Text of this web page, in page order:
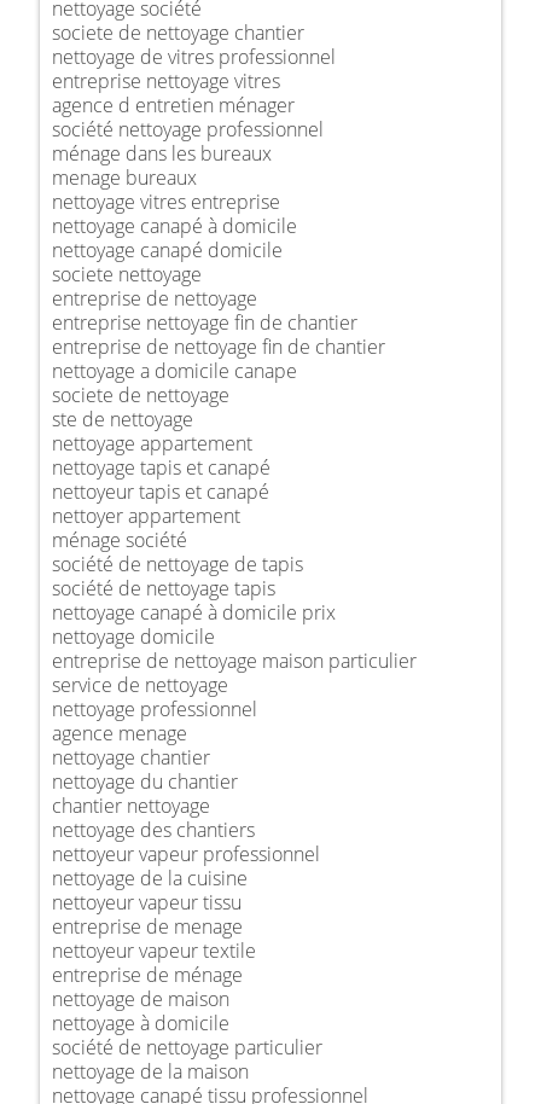
nettoyage société
societe de nettoyage chantier
nettoyage de vitres professionnel
entreprise nettoyage vitres
agence d entretien ménager
société nettoyage professionnel
ménage dans les bureaux
menage bureaux
nettoyage vitres entreprise
nettoyage canapé à domicile
nettoyage canapé domicile
societe nettoyage
entreprise de nettoyage
entreprise nettoyage fin de chantier
entreprise de nettoyage fin de chantier
nettoyage a domicile canape
societe de nettoyage
ste de nettoyage
nettoyage appartement
nettoyage tapis et canapé
nettoyeur tapis et canapé
nettoyer appartement
ménage société
société de nettoyage de tapis
société de nettoyage tapis
nettoyage canapé à domicile prix
nettoyage domicile
entreprise de nettoyage maison particulier
service de nettoyage
nettoyage professionnel
agence menage
nettoyage chantier
nettoyage du chantier
chantier nettoyage
nettoyage des chantiers
nettoyeur vapeur professionnel
nettoyage de la cuisine
nettoyeur vapeur tissu
entreprise de menage
nettoyeur vapeur textile
entreprise de ménage
nettoyage de maison
nettoyage à domicile
société de nettoyage particulier
nettoyage de la maison
nettoyage canapé tissu professionnel